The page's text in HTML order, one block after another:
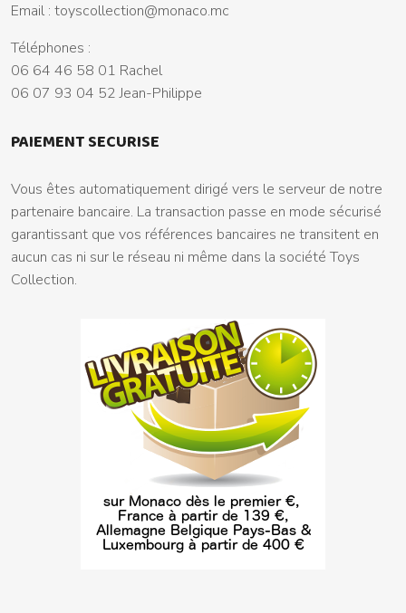
Email : toyscollection@monaco.mc
Téléphones :
06 64 46 58 01 Rachel
06 07 93 04 52 Jean-Philippe
PAIEMENT SECURISE
Vous êtes automatiquement dirigé vers le serveur de notre
partenaire bancaire. La transaction passe en mode sécurisé
garantissant que vos références bancaires ne transitent en
aucun cas ni sur le réseau ni même dans la société Toys
Collection.